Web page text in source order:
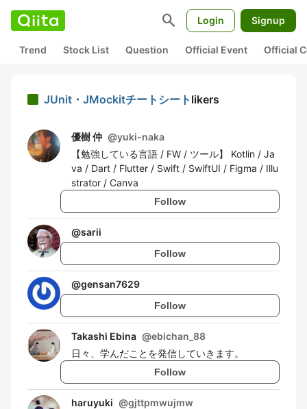
search Login Signup
Trend Stock List Question Official Event Official
JUnit・JMockitチートシート likers
優樹 仲 @yuki-naka
【勉強している言語 / FW / ツール】 Kotlin / Ja
va / Dart / Flutter / Swift / SwiftUI / Figma / Illu
strator / Canva
Follow
@sarii
Follow
@gensan7629
Follow
Takashi Ebina @ebichan_88
日々、学んだことを発信していきます。
Follow
haruyuki @gjttpmwujmw